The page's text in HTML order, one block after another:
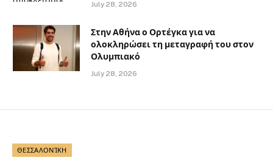
July 28, 2026
Στην Αθήνα ο Ορτέγκα για να
ολοκληρώσει τη μεταγραφή του στον
Ολυμπιακό
July 28, 2026
ΘΕΣΣΑΛΟΝΊΚΗ